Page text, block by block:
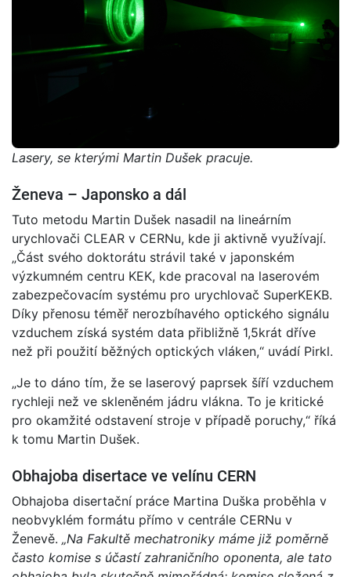
Lasery, se kterými Martin Dušek pracuje.
Ženeva – Japonsko a dál
Tuto metodu Martin Dušek nasadil na lineárním
urychlovači CLEAR v CERNu, kde ji aktivně využívají.
„Část svého doktorátu strávil také v japonském
výzkumném centru KEK, kde pracoval na laserovém
zabezpečovacím systému pro urychlovač SuperKEKB.
Díky přenosu téměř nerozbíhavého optického signálu
vzduchem získá systém data přibližně 1,5krát dříve
než při použití běžných optických vláken,“ uvádí Pirkl.
„Je to dáno tím, že se laserový paprsek šíří vzduchem
rychleji než ve skleněném jádru vlákna. To je kritické
pro okamžité odstavení stroje v případě poruchy,“ říká
k tomu Martin Dušek.
Obhajoba disertace ve velínu CERN
Obhajoba disertační práce Martina Duška proběhla v
neobvyklém formátu přímo v centrále CERNu v
Ženevě. „Na Fakultě mechatroniky máme již poměrně
často komise s účastí zahraničního oponenta, ale tato